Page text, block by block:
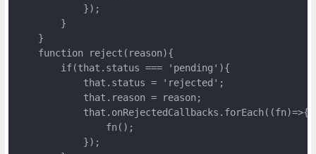
            });
        }
    }
    function reject(reason){
        if(that.status === 'pending'){
            that.status = 'rejected';
            that.reason = reason;
            that.onRejectedCallbacks.forEach((fn)=>{
                fn();
            });